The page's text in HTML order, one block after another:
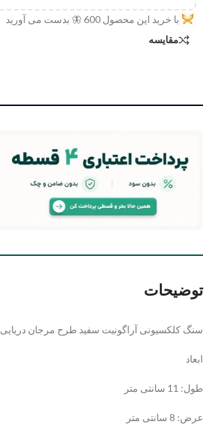
با خرید این محصول 600 🦋 بدست می آورید
مقایسه
توضیحات
سنگ کلکسیونی آراگونیت سفید طرح مرجان دریایی
ابعاد
طول: 11 سانتی متر
عرض: 8 سانتی متر